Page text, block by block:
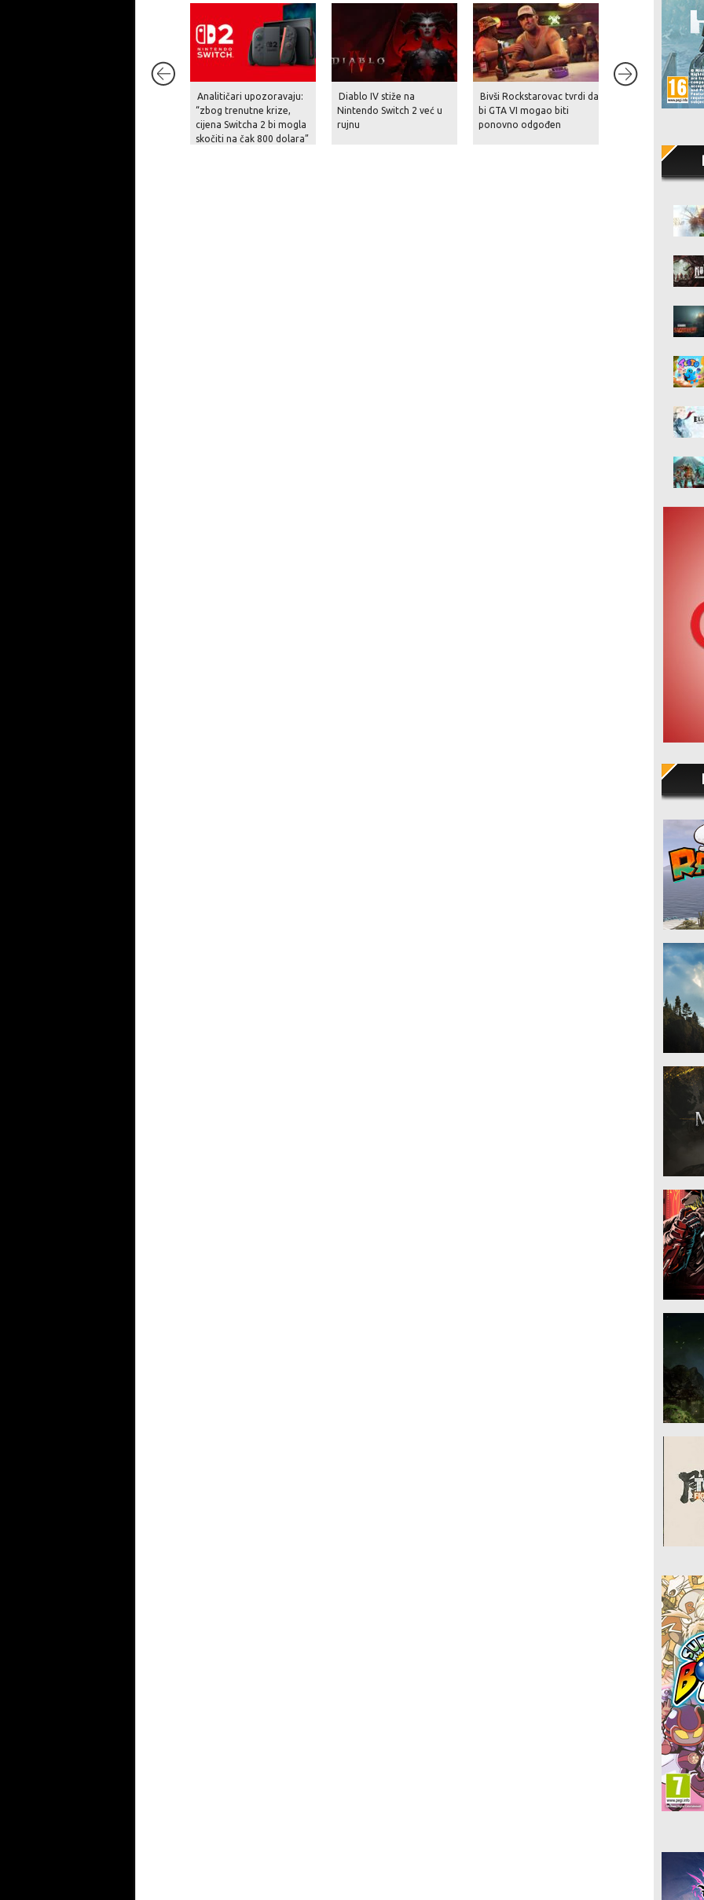
Analitičari upozoravaju:
“zbog trenutne krize,
cijena Switcha 2 bi mogla
skočiti na čak 800 dolara”
Diablo IV stiže na
Nintendo Switch 2 već u
rujnu
Bivši Rockstarovac tvrdi da
bi GTA VI mogao biti
ponovno odgođen
Nakon povijesnog
preuzimanja stiže
val masovnih